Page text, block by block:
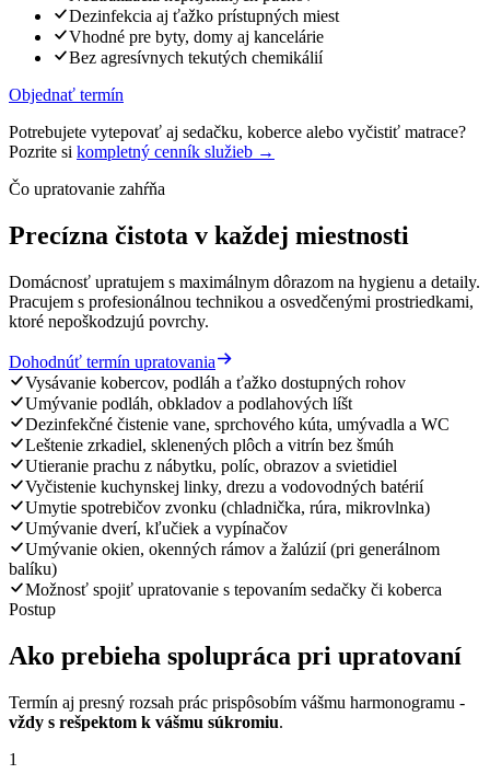
Dezinfekcia aj ťažko prístupných miest
Vhodné pre byty, domy aj kancelárie
Bez agresívnych tekutých chemikálií
Objednať termín
Potrebujete vytepovať aj sedačku, koberce alebo vyčistiť matrace?
Pozrite si kompletný cenník služieb →
Čo upratovanie zahŕňa
Precízna čistota v každej miestnosti
Domácnosť upratujem s maximálnym dôrazom na hygienu a detaily.
Pracujem s profesionálnou technikou a osvedčenými prostriedkami,
ktoré nepoškodzujú povrchy.
Dohodnúť termín upratovania
Vysávanie kobercov, podláh a ťažko dostupných rohov
Umývanie podláh, obkladov a podlahových líšt
Dezinfekčné čistenie vane, sprchového kúta, umývadla a WC
Leštenie zrkadiel, sklenených plôch a vitrín bez šmúh
Utieranie prachu z nábytku, políc, obrazov a svietidiel
Vyčistenie kuchynskej linky, drezu a vodovodných batérií
Umytie spotrebičov zvonku (chladnička, rúra, mikrovlnka)
Umývanie dverí, kľučiek a vypínačov
Umývanie okien, okenných rámov a žalúzií (pri generálnom
balíku)
Možnosť spojiť upratovanie s tepovaním sedačky či koberca
Postup
Ako prebieha spolupráca pri upratovaní
Termín aj presný rozsah prác prispôsobím vášmu harmonogramu -
vždy s rešpektom k vášmu súkromiu.
1